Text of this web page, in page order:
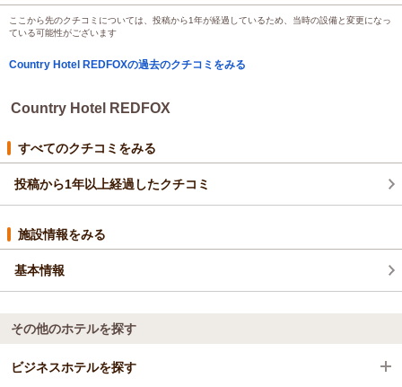
ここから先のクチコミについては、投稿から1年が経過しているため、当時の設備と変更になっ
ている可能性がございます
Country Hotel REDFOXの過去のクチコミをみる
Country Hotel REDFOX
すべてのクチコミをみる
投稿から1年以上経過したクチコミ
施設情報をみる
基本情報
その他のホテルを探す
ビジネスホテルを探す